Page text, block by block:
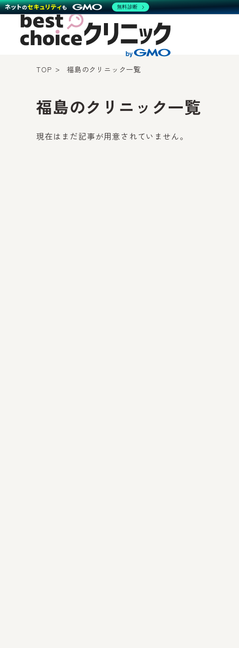
TOP 福島のクリニック一覧
福島のクリニック一覧
現在はまだ記事が用意されていません。
無料診断